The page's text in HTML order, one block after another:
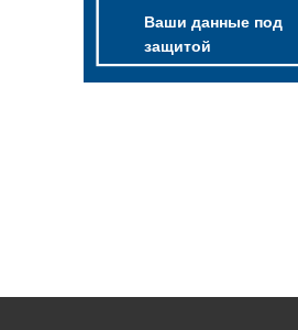
Ваши данные под
защитой